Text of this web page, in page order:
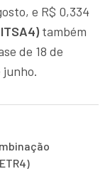
e R$ 0,334
também
de 18 de
junho.